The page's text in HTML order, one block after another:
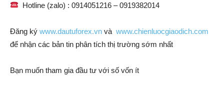
Hotline (zalo) : 0914051216 – 0919382014
Đăng ký www.dautuforex.vn và www.chienluocgiaodich.com
để nhận các bản tin phân tích thị trường sớm nhất
Bạn muốn tham gia đầu tư với số vốn ít